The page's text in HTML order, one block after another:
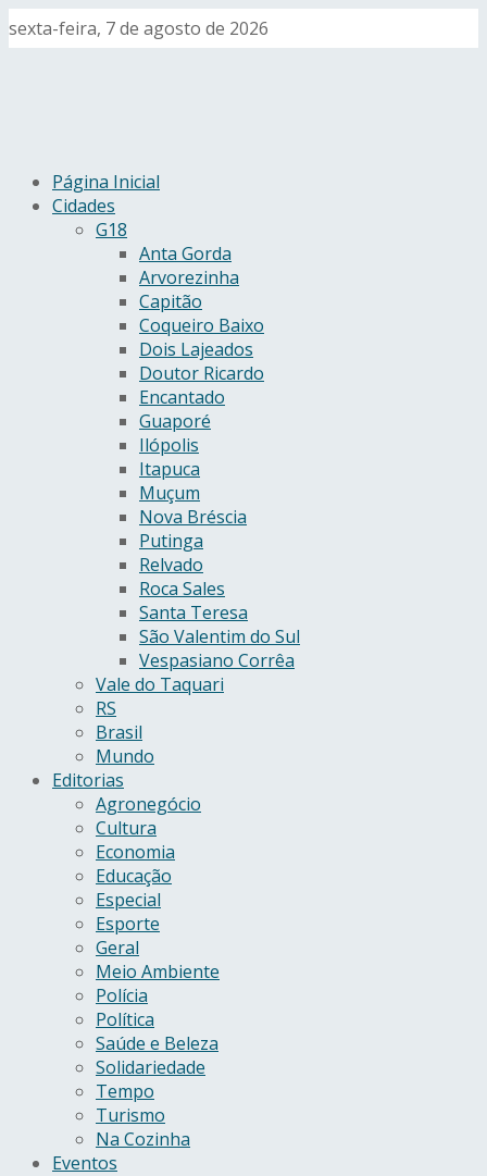
sexta-feira, 7 de agosto de 2026
Página Inicial
Cidades
G18
Anta Gorda
Arvorezinha
Capitão
Coqueiro Baixo
Dois Lajeados
Doutor Ricardo
Encantado
Guaporé
Ilópolis
Itapuca
Muçum
Nova Bréscia
Putinga
Relvado
Roca Sales
Santa Teresa
São Valentim do Sul
Vespasiano Corrêa
Vale do Taquari
RS
Brasil
Mundo
Editorias
Agronegócio
Cultura
Economia
Educação
Especial
Esporte
Geral
Meio Ambiente
Polícia
Política
Saúde e Beleza
Solidariedade
Tempo
Turismo
Na Cozinha
Eventos